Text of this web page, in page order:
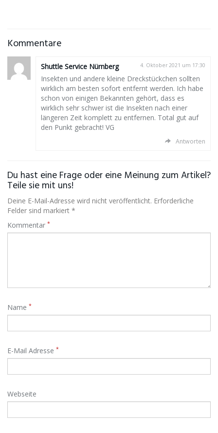
Kommentare
Shuttle Service Nürnberg 4. Oktober 2021 um 17:30
Insekten und andere kleine Dreckstückchen sollten
wirklich am besten sofort entfernt werden. Ich habe
schon von einigen Bekannten gehört, dass es
wirklich sehr schwer ist die Insekten nach einer
längeren Zeit komplett zu entfernen. Total gut auf
den Punkt gebracht! VG
Antworten
Du hast eine Frage oder eine Meinung zum Artikel?
Teile sie mit uns!
Deine E-Mail-Adresse wird nicht veröffentlicht. Erforderliche
Felder sind markiert *
Kommentar *
Name *
E-Mail Adresse *
Webseite